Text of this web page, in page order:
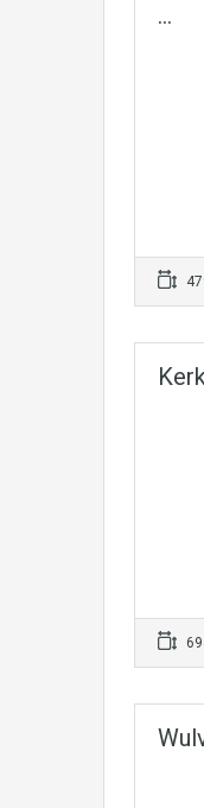
…